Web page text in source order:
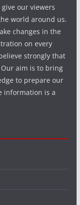
our viewers
world around us.
changes in the
on every
strongly that
aim is to bring
to prepare our
information is a